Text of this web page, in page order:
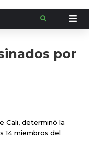
por
Cali, determinó la
14 miembros del